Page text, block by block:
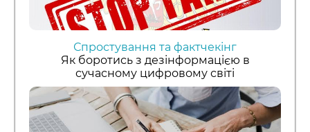
Спростування та фактчекінг
Як боротись з дезінформацією в
сучасному цифровому світі